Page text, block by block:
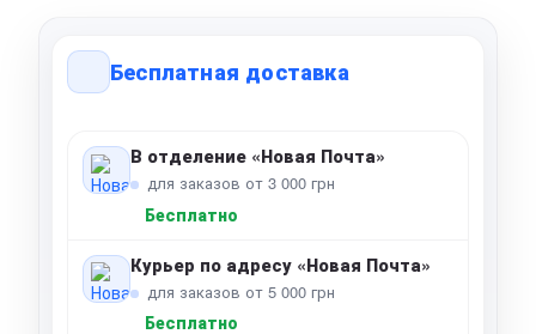
Бесплатная доставка
В отделение «Новая Почта»
для заказов от 3 000 грн
Бесплатно
Курьер по адресу «Новая Почта»
для заказов от 5 000 грн
Бесплатно